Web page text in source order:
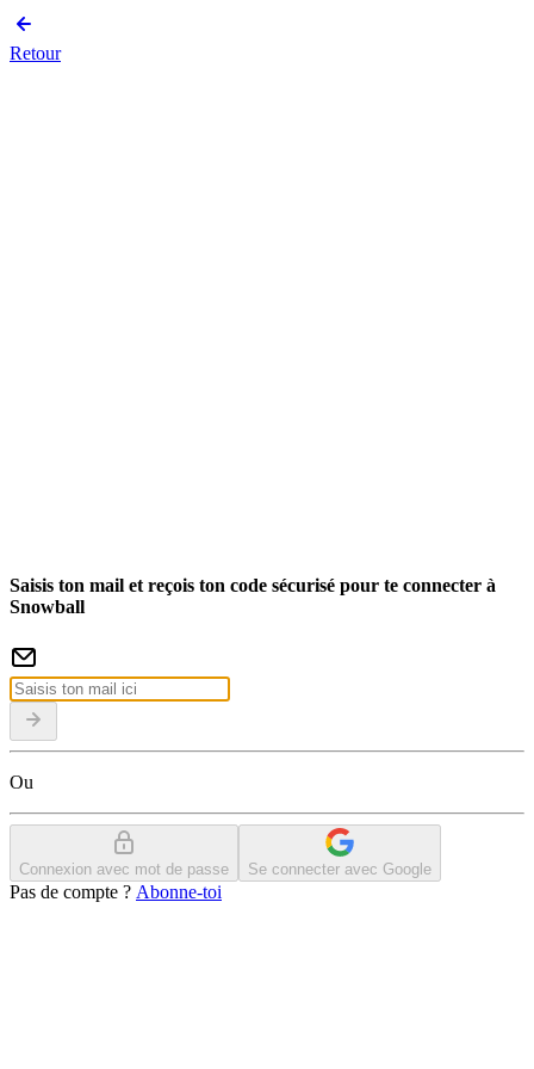
Retour
Saisis ton mail et reçois ton code sécurisé pour te connecter à
Snowball
Ou
Connexion avec mot de passe Se connecter avec Google
Pas de compte ? Abonne-toi